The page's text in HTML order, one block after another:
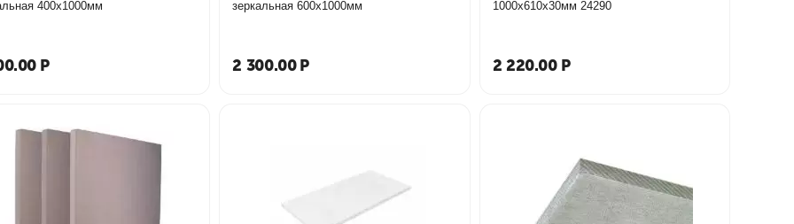
400х1000мм
Р
зеркальная 600х1000мм
2 300.00 Р
1000х610х30мм 24290
2 220.00 Р